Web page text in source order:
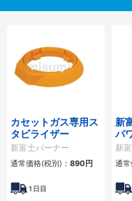
カセットガス専用ス
タビライザー
新富士バーナー
通常価格(税別)： 890円
1 日目
新
パ
新
通常